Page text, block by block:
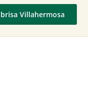
Villahermosa